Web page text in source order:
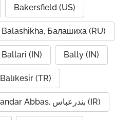
Bakersfield (US)
Balashikha, Балашиха (RU)
Ballari (IN) Bally (IN)
Balıkesir (TR)
Bandar Abbas, بندرعباس (IR)